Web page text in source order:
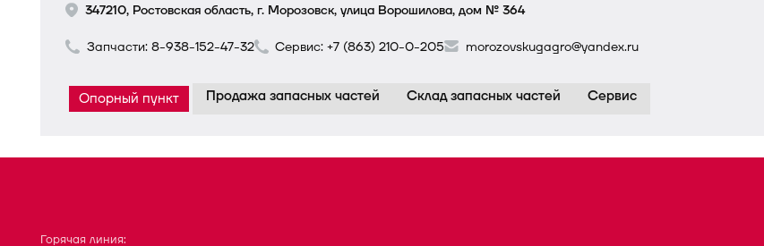
347210, Ростовская область, г. Морозовск, улица Ворошилова, дом № 364
Запчасти: 8-938-152-47-32 Сервис: +7 (863) 210-0-205 morozovskugagro@yandex.ru
Опорный пункт Продажа запасных частей Склад запасных частей Сервис
Горячая линия: